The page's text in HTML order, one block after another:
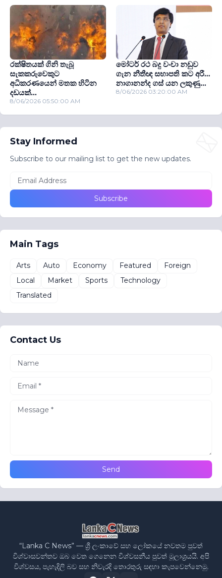
රක්ෂිතයක් ගිනි තැබූ
සැකකරුවෙකුට
අධිකරණයෙන් මතක හිටින
දඩයක්...
8/06/2026 05:50:00 AM
මෝටර් රථ බදු වංචා නඩුව
ගැන නීතීඥ සභාපති කට අරී...
නාගානන්ද ගස් යන ලකුණු...
8/06/2026 03:20:00 AM
Stay Informed
Subscribe to our mailing list to get the new updates.
Main Tags
Arts Auto Economy Featured
Foreign
Local
Market Sports
Technology
Translated
Contact Us
“Lanka C News” — ශ්‍රී ලංකාවේ සහ ලෝකයේ නවතම පුවත්
විශ්වාසවන්තව ඔබ වෙත ගෙනෙන විශ්වසනීය පුවත් මූලාශ්‍රයයි. අපි
විශ්වසය, පැහැදිලි බව සහ නිවැරදි තොරතුරු සඳහා කැපවෙන්නෙමු.